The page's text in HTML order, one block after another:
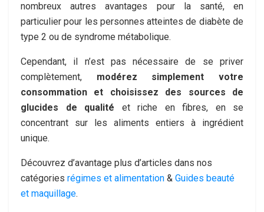
nombreux autres avantages pour la santé, en
particulier pour les personnes atteintes de diabète de
type 2 ou de syndrome métabolique.
Cependant, il n’est pas nécessaire de se priver
complètement, modérez simplement votre
consommation et choisissez des sources de
glucides de qualité et riche en fibres, en se
concentrant sur les aliments entiers à ingrédient
unique.
Découvrez d’avantage plus d’articles dans nos
catégories régimes et alimentation & Guides beauté
et maquillage.